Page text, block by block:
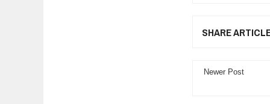
SHARE
Newer Post